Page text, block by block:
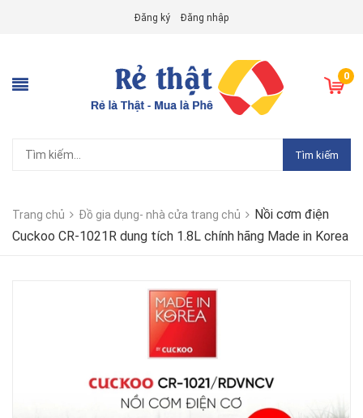
Đăng ký Đăng nhập
0
Tìm kiếm
Trang chủ Đồ gia dụng- nhà cửa trang chủ
Nồi cơm điện
Cuckoo CR-1021R dung tích 1.8L chính hãng Made in Korea